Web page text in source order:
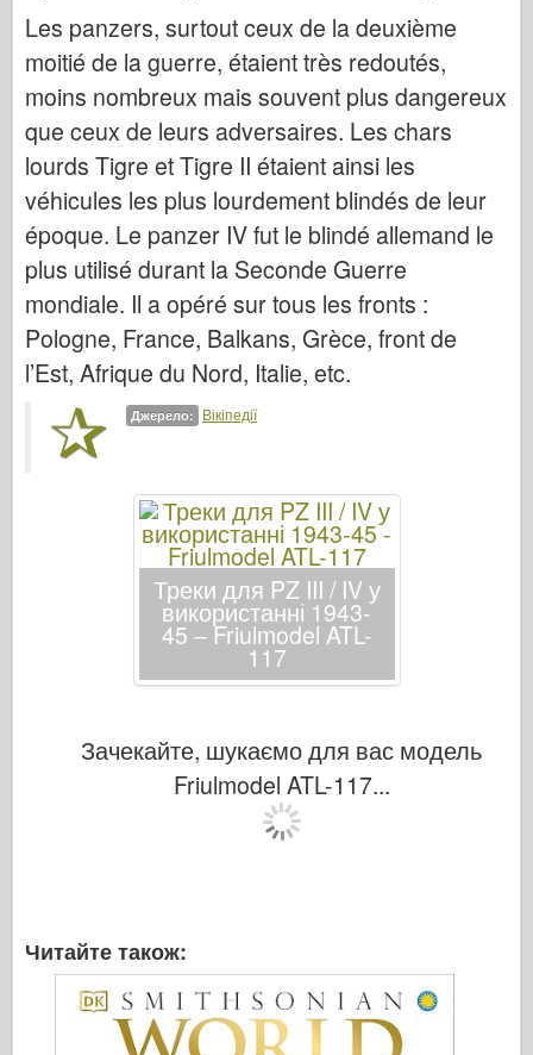
Менг модель
Трістар
Трубач
Звезда
Альбоми-фотографії
Прогулянка навколо
Книги
Dvd
Контакт
журнал ле
Les panzers, surtout ceux de la deuxième
moitié de la guerre, étaient très redoutés,
moins nombreux mais souvent plus dangereux
que ceux de leurs adversaires. Les chars
lourds Tigre et Tigre II étaient ainsi les
véhicules les plus lourdement blindés de leur
époque. Le panzer IV fut le blindé allemand le
plus utilisé durant la Seconde Guerre
mondiale. Il a opéré sur tous les fronts :
Pologne, France, Balkans, Grèce, front de
l’Est, Afrique du Nord, Italie, etc.
Джерело: Вікіпедії
Треки для PZ III / IV у
використанні 1943-
45 – Friulmodel ATL-
117
Зачекайте, шукаємо для вас модель
Friulmodel ATL-117...
Читайте також: